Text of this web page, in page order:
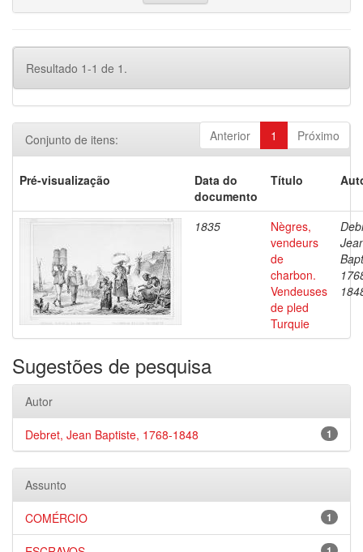
Resultado 1-1 de 1.
Anterior 1 Próximo
Conjunto de itens:
Pré-visualização
Data do
documento
Título
1835
Nègres,
vendeurs
de
charbon.
Vendeuses
de pled
Turquie
Sugestões de pesquisa
Autor
1
Debret, Jean Baptiste, 1768-1848
Assunto
1
COMÉRCIO